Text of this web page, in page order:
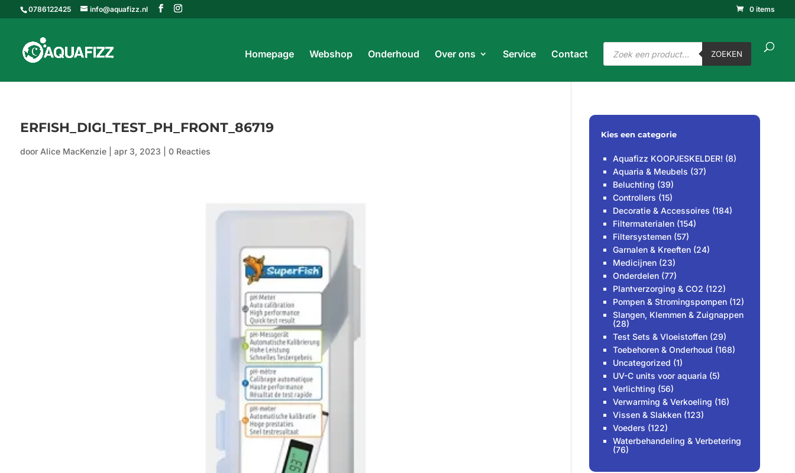
0786122425 info@aquafizz.nl 0 items
Homepage Webshop Onderhoud Over ons Service Contact
Producten
zoeken
ZOEKEN
Producten
ERFISH_DIGI_TEST_PH_FRONT_86719
door Alice MacKenzie| apr 3, 2023 0 Reacties
Kies een categorie
Aquafizz KOOPJESKELDER! (8)
Aquaria & Meubels (37)
Beluchting (39)
Controllers (15)
Decoratie & Accessoires (184)
Filtermaterialen (154)
Filtersystemen (57)
Garnalen & Kreeften (24)
Medicijnen (23)
Onderdelen (77)
Plantverzorging & CO2 (122)
Pompen & Stromingspompen (12)
Slangen, Klemmen & Zuignappen
(28)
Test Sets & Vloeistoffen (29)
Toebehoren & Onderhoud (168)
Uncategorized (1)
UV-C units voor aquaria (5)
Verlichting (56)
Verwarming & Verkoeling (16)
Vissen & Slakken (123)
Voeders (122)
Waterbehandeling & Verbetering
(76)